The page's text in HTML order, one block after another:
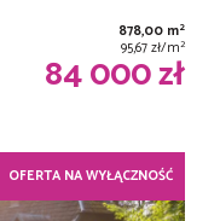
878,00 m2
95,67 zł/m2
84 000 zł
OFERTA NA WYŁĄCZNOŚĆ